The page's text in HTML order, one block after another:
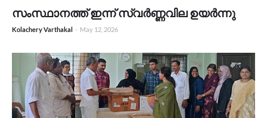
സംസ്ഥാനത്ത് ഇന്ന് സ്വർണ്ണവില ഉയർന്നു
Kolachery Varthakal - May 12, 2026